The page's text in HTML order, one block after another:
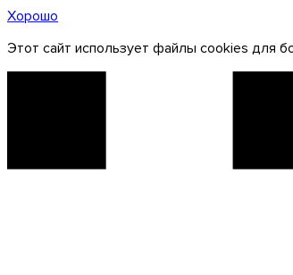
Хорошо
Этот сайт использует файлы cookies для